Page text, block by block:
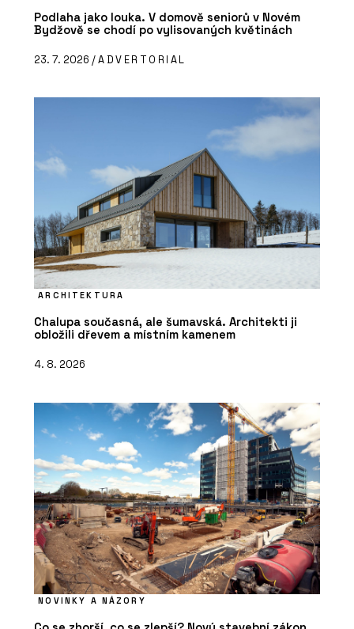
Podlaha jako louka. V domově seniorů v Novém
Bydžově se chodí po vylisovaných květinách
23. 7. 2026 /ADVERTORIAL
ARCHITEKTURA
Chalupa současná, ale šumavská. Architekti ji
obložili dřevem a místním kamenem
4. 8. 2026
NOVINKY A NÁZORY